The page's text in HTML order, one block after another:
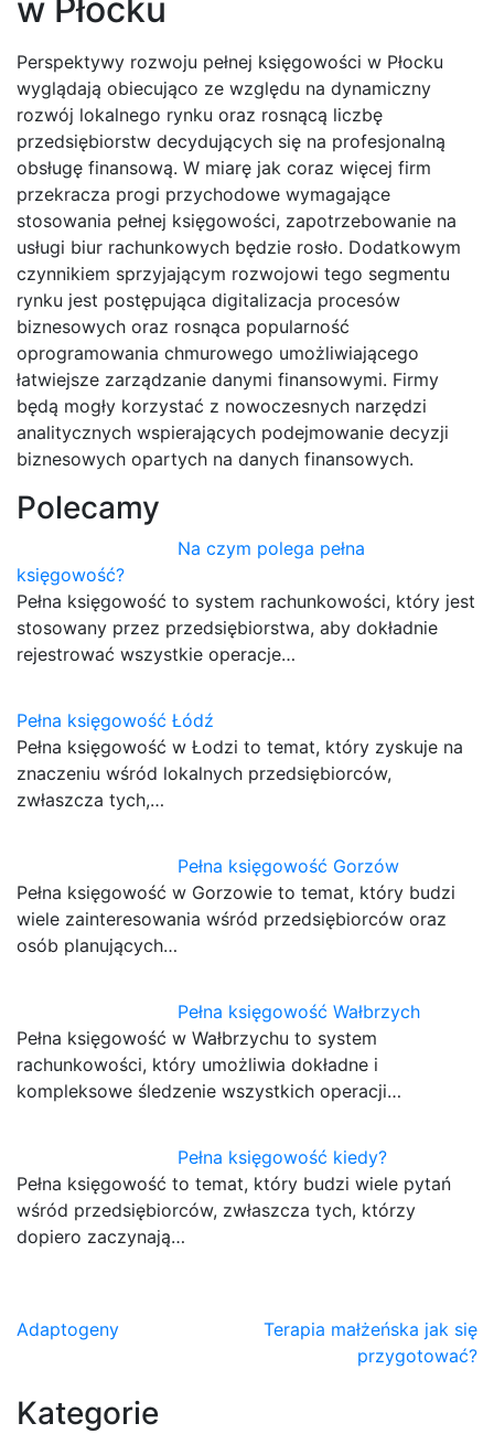
w Płocku
Perspektywy rozwoju pełnej księgowości w Płocku
wyglądają obiecująco ze względu na dynamiczny
rozwój lokalnego rynku oraz rosnącą liczbę
przedsiębiorstw decydujących się na profesjonalną
obsługę finansową. W miarę jak coraz więcej firm
przekracza progi przychodowe wymagające
stosowania pełnej księgowości, zapotrzebowanie na
usługi biur rachunkowych będzie rosło. Dodatkowym
czynnikiem sprzyjającym rozwojowi tego segmentu
rynku jest postępująca digitalizacja procesów
biznesowych oraz rosnąca popularność
oprogramowania chmurowego umożliwiającego
łatwiejsze zarządzanie danymi finansowymi. Firmy
będą mogły korzystać z nowoczesnych narzędzi
analitycznych wspierających podejmowanie decyzji
biznesowych opartych na danych finansowych.
Polecamy
Na czym polega pełna
księgowość?
Pełna księgowość to system rachunkowości, który jest
stosowany przez przedsiębiorstwa, aby dokładnie
rejestrować wszystkie operacje…
Pełna księgowość Łódź
Pełna księgowość w Łodzi to temat, który zyskuje na
znaczeniu wśród lokalnych przedsiębiorców,
zwłaszcza tych,…
Pełna księgowość Gorzów
Pełna księgowość w Gorzowie to temat, który budzi
wiele zainteresowania wśród przedsiębiorców oraz
osób planujących…
Pełna księgowość Wałbrzych
Pełna księgowość w Wałbrzychu to system
rachunkowości, który umożliwia dokładne i
kompleksowe śledzenie wszystkich operacji…
Pełna księgowość kiedy?
Pełna księgowość to temat, który budzi wiele pytań
wśród przedsiębiorców, zwłaszcza tych, którzy
dopiero zaczynają…
Nawigacja
Adaptogeny
Terapia małżeńska jak się
przygotować?
Kategorie